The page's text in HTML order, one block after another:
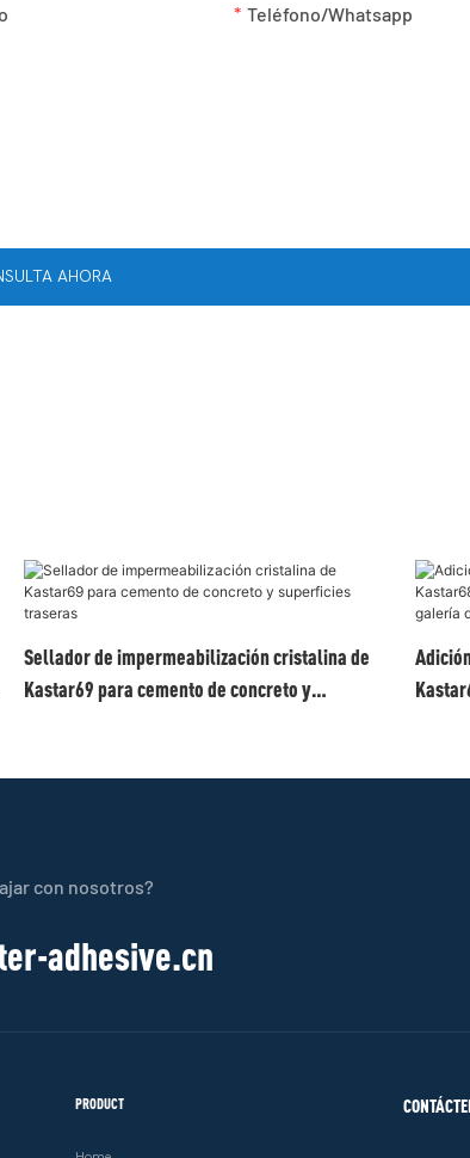
Teléfono/whatsapp
AHORA
Sellador de impermeabilización cristalina de
Kastar69 para cemento de concreto y
con nosotros?
adhesive.cn
PRODUCT